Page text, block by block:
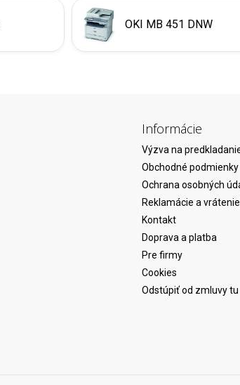
OKI MB 451 DNW
Informácie
Výzva na
Obchodné podmienky
Ochrana osobných
Reklamácie a
Kontakt
Doprava a platba
Pre firmy
Cookies
Odstúpiť od zmluvy tu